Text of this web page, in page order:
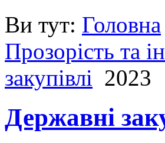
Ви тут: Головна
Прозорість та
закупівлі 2023
Державні